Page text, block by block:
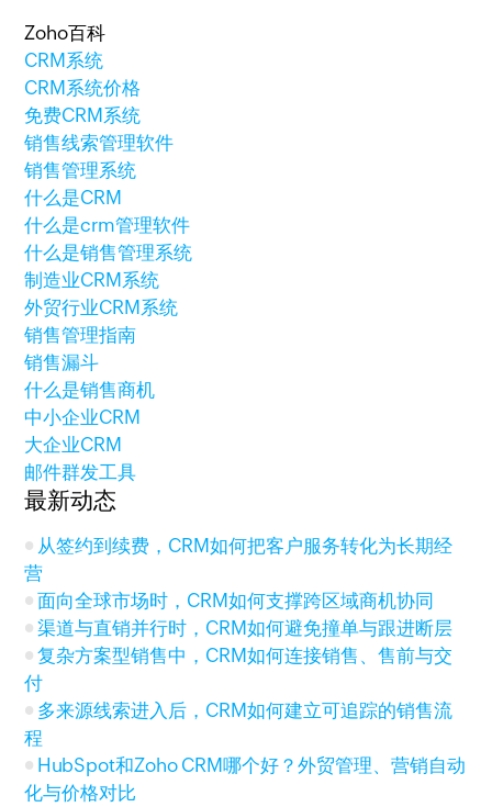
Zoho百科
CRM系统
CRM系统价格
免费CRM系统
销售线索管理软件
销售管理系统
什么是CRM
什么是crm管理软件
什么是销售管理系统
制造业CRM系统
外贸行业CRM系统
销售管理指南
销售漏斗
什么是销售商机
中小企业CRM
大企业CRM
邮件群发工具
最新动态
从签约到续费，CRM如何把客户服务转化为长期经
营
面向全球市场时，CRM如何支撑跨区域商机协同
渠道与直销并行时，CRM如何避免撞单与跟进断层
复杂方案型销售中，CRM如何连接销售、售前与交
付
多来源线索进入后，CRM如何建立可追踪的销售流
程
HubSpot和Zoho CRM哪个好？外贸管理、营销自动
化与价格对比